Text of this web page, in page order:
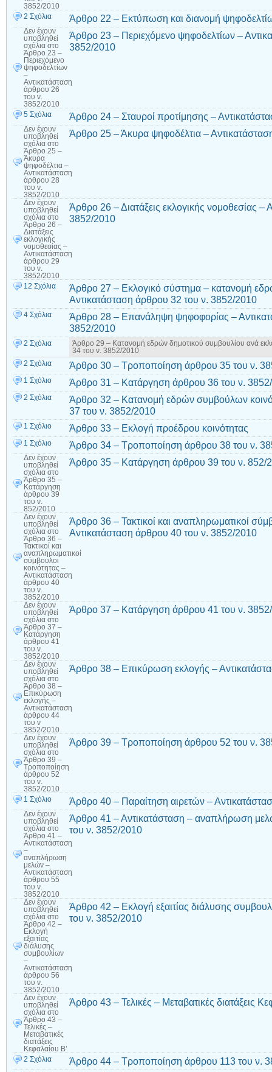
3852/2010
2 Σχόλια
Άρθρο 22 – Εκτύπωση και διανομή
Δεν έχουν
υποβληθεί
σχόλια στο
Άρθρο 23 –
Περιεχόμενο
ψηφοδελτίων
–
Αντικατάσταση
άρθρου 26
του ν.
3852/2010
Άρθρο 23 – Περιεχόμενο ψηφοδελτίων –
3852/2010
5 Σχόλια Άρθρο 24 – Σταυροί προτίμησης –
Δεν έχουν
υποβληθεί
σχόλια στο
Άρθρο 25 –
Άκυρα
ψηφοδέλτια –
Αντικατάσταση
άρθρου 28
του ν.
3852/2010
Άρθρο 25 – Άκυρα ψηφοδέλτια –
Δεν έχουν
υποβληθεί
σχόλια στο
Άρθρο 26 –
Διατάξεις
εκλογικής
νομοθεσίας –
Αντικατάσταση
άρθρου 29
του ν.
3852/2010
Άρθρο 26 – Διατάξεις εκλογικής νομοθεσίας
3852/2010
12 Σχόλια
Άρθρο 27 – Εκλογικό σύστημα – κατανομή
Αντικατάσταση άρθρου 32 του ν. 3852/2010
4 Σχόλια
Άρθρο 28 – Επανάληψη ψηφοφορίας –
3852/2010
2 Σχόλια
Άρθρο 29 – Κατανομή εδρών δημοτικού συμβουλίου ανά
34 του ν. 3852/2010
2 Σχόλια
Άρθρο 30 – Τροποποίηση άρθρου 35 του ν.
1 Σχόλιο Άρθρο 31 – Κατάργηση άρθρου 36 του ν.
2 Σχόλια
Άρθρο 32 – Κατανομή εδρών συμβούλων
37 του ν. 3852/2010
1 Σχόλιο Άρθρο 33 – Εκλογή προέδρου κοινότητας
1 Σχόλιο Άρθρο 34 – Τροποποίηση άρθρου 38 του ν.
Δεν έχουν
υποβληθεί
σχόλια στο
Άρθρο 35 –
Κατάργηση
άρθρου 39
του ν.
852/2010
Άρθρο 35 – Κατάργηση άρθρου 39 του ν. 852/
Δεν έχουν
υποβληθεί
σχόλια στο
Άρθρο 36 –
Τακτικοί και
αναπληρωματικοί
σύμβουλοι
κοινότητας –
Αντικατάσταση
άρθρου 40
του ν.
3852/2010
Άρθρο 36 – Τακτικοί και αναπληρωματικοί
Αντικατάσταση άρθρου 40 του ν. 3852/2010
Δεν έχουν
υποβληθεί
σχόλια στο
Άρθρο 37 –
Κατάργηση
άρθρου 41
του ν.
3852/2010
Άρθρο 37 – Κατάργηση άρθρου 41 του ν.
Δεν έχουν
υποβληθεί
σχόλια στο
Άρθρο 38 –
Επικύρωση
εκλογής –
Αντικατάσταση
άρθρου 44
του ν
3852/2010
Άρθρο 38 – Επικύρωση εκλογής –
Δεν έχουν
υποβληθεί
σχόλια στο
Άρθρο 39 –
Τροποποίηση
άρθρου 52
του ν.
3852/2010
Άρθρο 39 – Τροποποίηση άρθρου 52 του ν.
1 Σχόλιο Άρθρο 40 – Παραίτηση αιρετών –
Δεν έχουν
υποβληθεί
σχόλια στο
Άρθρο 41 –
Αντικατάσταση
–
αναπλήρωση
μελών –
Αντικατάσταση
άρθρου 55
του ν.
3852/2010
Άρθρο 41 – Αντικατάσταση – αναπλήρωση
του ν. 3852/2010
Δεν έχουν
υποβληθεί
σχόλια στο
Άρθρο 42 –
Εκλογή
εξαιτίας
διάλυσης
συμβουλίων
–
Αντικατάσταση
άρθρου 56
του ν.
3852/2010
Άρθρο 42 – Εκλογή εξαιτίας διάλυσης
του ν. 3852/2010
Δεν έχουν
υποβληθεί
σχόλια στο
Άρθρο 43 –
Τελικές –
Μεταβατικές
διατάξεις
Κεφαλαίου Β’
Άρθρο 43 – Τελικές – Μεταβατικές διατάξεις
2 Σχόλια Άρθρο 44 – Τροποποίηση άρθρου 113 του ν.